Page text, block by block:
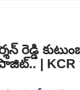
రెడ్డి
|